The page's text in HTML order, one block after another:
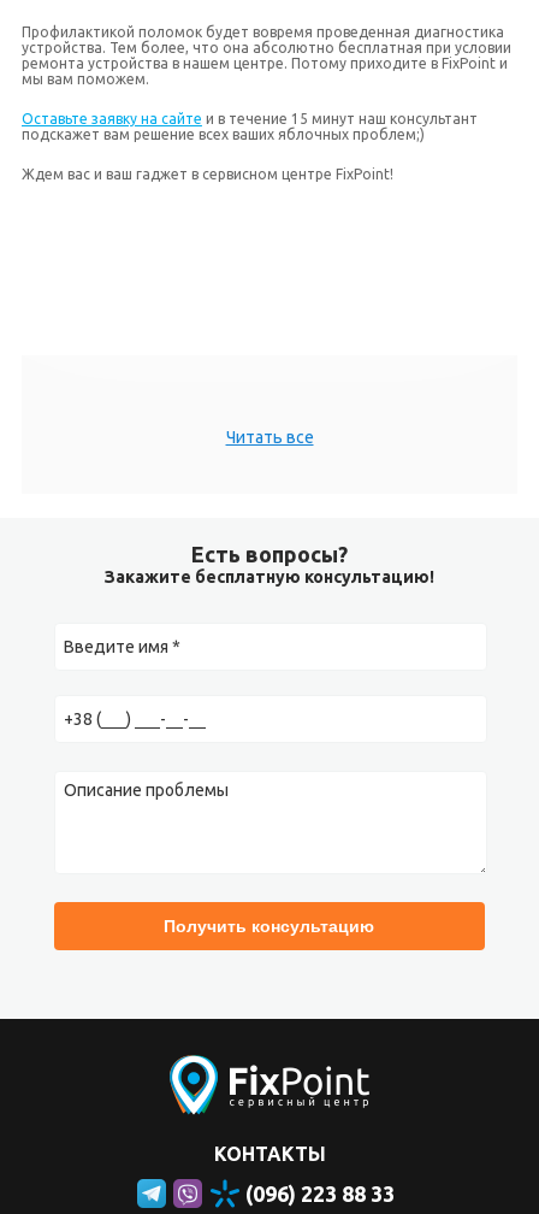
Профилактикой поломок будет вовремя проведенная диагностика
устройства. Тем более, что она абсолютно бесплатная при условии
ремонта устройства в нашем центре. Потому приходите в FixPoint и
мы вам поможем.
Оставьте заявку на сайте и в течение 15 минут наш консультант
подскажет вам решение всех ваших яблочных проблем;)
Ждем вас и ваш гаджет в сервисном центре FixPoint!
Читать все
Есть вопросы?
Закажите бесплатную консультацию!
КОНТАКТЫ
(096) 223 88 33